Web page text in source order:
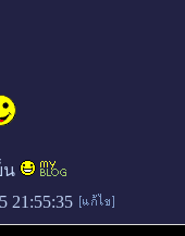
น
21:55:35